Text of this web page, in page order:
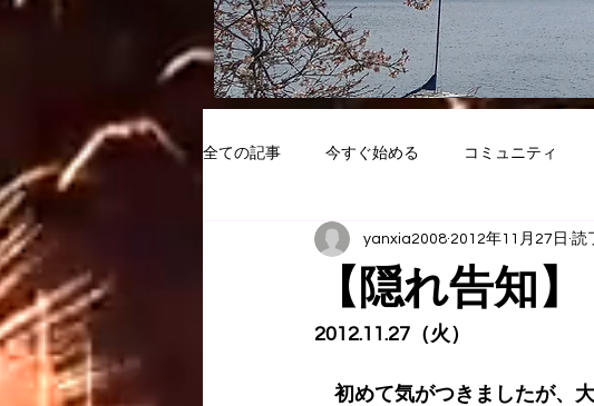
全ての記事 今すぐ始める コミュニティ
【隠れ告知】
yanxia2008 2012年11月27日 読
2012.11.27（火）
初めて気がつきましたが、